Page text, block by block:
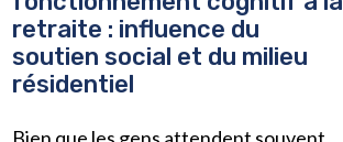
retraite : influence du
soutien social et du milieu
résidentiel